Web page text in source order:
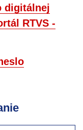
digitálnej
RTVS -